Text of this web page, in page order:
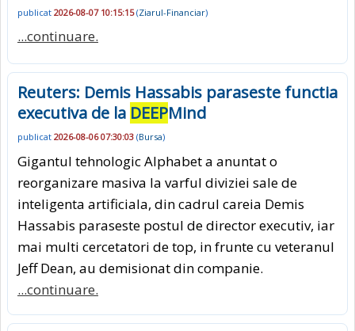
publicat 2026-08-07 10:15:15(Ziarul-Financiar)
...continuare.
Reuters: Demis Hassabis paraseste functia
executiva de la DEEPMind
publicat 2026-08-06 07:30:03 (Bursa)
Gigantul tehnologic Alphabet a anuntat o
reorganizare masiva la varful diviziei sale de
inteligenta artificiala, din cadrul careia Demis
Hassabis paraseste postul de director executiv, iar
mai multi cercetatori de top, in frunte cu veteranul
Jeff Dean, au demisionat din companie.
...continuare.